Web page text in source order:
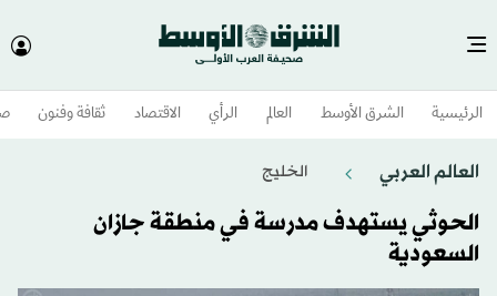
الرئيسية الشرق الأوسط​ العالم الرأي الاقتصاد ثقافة وفنون
العالم العربي الخليج
الحوثي يستهدف مدرسة في منطقة جازان
السعودية